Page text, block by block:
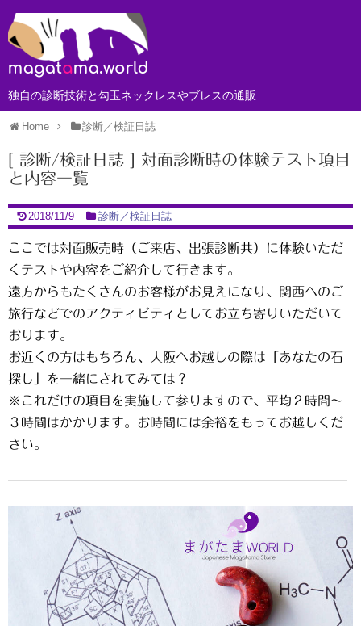
独自の診断技術と勾玉ネックレスやブレスの通販
Home 診断／検証日誌
[ 診断/検証日誌 ] 対面診断時の体験テスト項目
と内容一覧
2018/11/9 診断／検証日誌
ここでは対面販売時（ご来店、出張診断共）に体験いただ
くテストや内容をご紹介して行きます。
遠方からもたくさんのお客様がお見えになり、関西へのご
旅行などでのアクティビティとしてお立ち寄りいただいて
おります。
お近くの方はもちろん、大阪へお越しの際は「あなたの石
探し」を一緒にされてみては？
※これだけの項目を実施して参りますので、平均２時間～
３時間はかかります。お時間には余裕をもってお越しくだ
さい。